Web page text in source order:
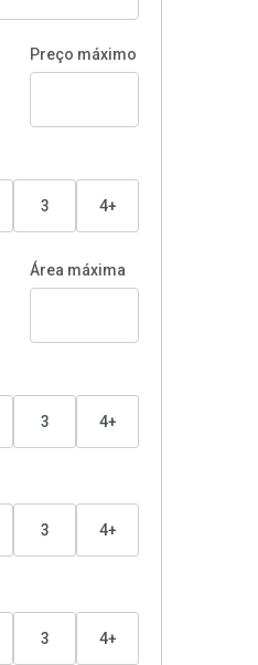
Preço máximo
3 4+
Área máxima
3 4+
3 4+
3 4+